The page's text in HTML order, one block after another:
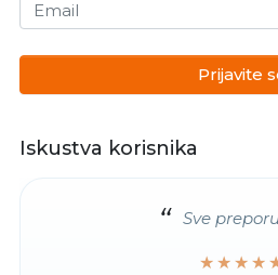
Email
Prijavite
Iskustva korisnika
Sve